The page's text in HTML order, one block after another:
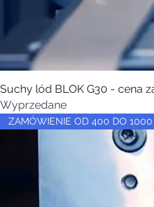
Suchy lód BLOK G30 - cena
Wyprzedane
ZAMÓWIENIE OD 400 DO 1000